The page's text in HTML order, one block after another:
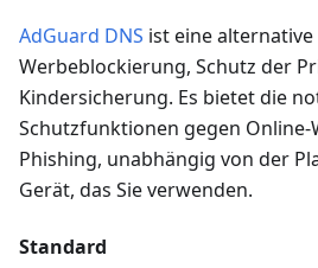
AdGuard DNS ist eine
Werbeblockierung, Schutz der
Kindersicherung. Es bietet die
Schutzfunktionen gegen Online-
Phishing, unabhängig von der
Gerät, das Sie verwenden.
Standard